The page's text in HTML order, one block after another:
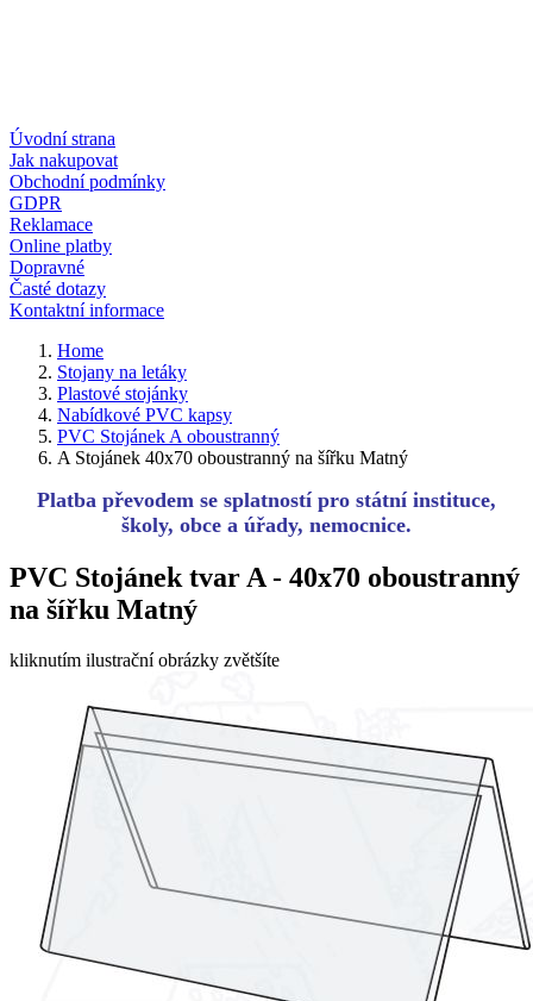
Úvodní strana
Jak nakupovat
Obchodní podmínky
GDPR
Reklamace
Online platby
Dopravné
Časté dotazy
Kontaktní informace
Home
Stojany na letáky
Plastové stojánky
Nabídkové PVC kapsy
PVC Stojánek A oboustranný
A Stojánek 40x70 oboustranný na šířku Matný
Platba převodem se splatností pro státní instituce,
školy, obce a úřady, nemocnice.
PVC Stojánek tvar A - 40x70 oboustranný
na šířku Matný
kliknutím ilustrační obrázky zvětšíte